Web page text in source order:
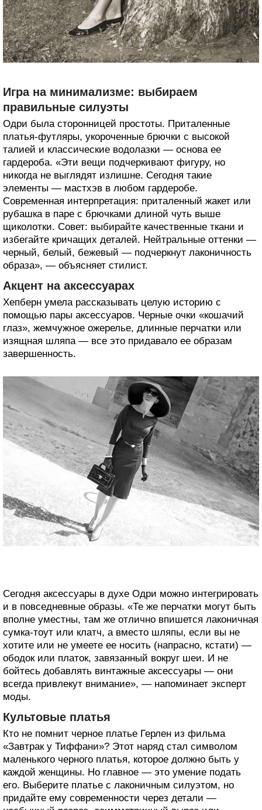
Игра на минимализме: выбираем
правильные силуэты
Одри была сторонницей простоты. Приталенные
платья-футляры, укороченные брючки с высокой
талией и классические водолазки — основа ее
гардероба. «Эти вещи подчеркивают фигуру, но
никогда не выглядят излишне. Сегодня такие
элементы — мастхэв в любом гардеробе.
Современная интерпретация: приталенный жакет или
рубашка в паре с брючками длиной чуть выше
щиколотки. Совет: выбирайте качественные ткани и
избегайте кричащих деталей. Нейтральные оттенки —
черный, белый, бежевый — подчеркнут лаконичность
образа», — объясняет стилист.
Акцент на аксессуарах
Хепберн умела рассказывать целую историю с
помощью пары аксессуаров. Черные очки «кошачий
глаз», жемчужное ожерелье, длинные перчатки или
изящная шляпа — все это придавало ее образам
завершенность.
Сегодня аксессуары в духе Одри можно интегрировать
и в повседневные образы. «Те же перчатки могут быть
вполне уместны, там же отлично впишется лаконичная
сумка-тоут или клатч, а вместо шляпы, если вы не
хотите или не умеете ее носить (напрасно, кстати) —
ободок или платок, завязанный вокруг шеи. И не
бойтесь добавлять винтажные аксессуары — они
всегда привлекут внимание», — напоминает эксперт
моды.
Культовые платья
Кто не помнит черное платье Герлен из фильма
«Завтрак у Тиффани»? Этот наряд стал символом
маленького черного платья, которое должно быть у
каждой женщины. Но главное — это умение подать
его. Выберите платье с лаконичным силуэтом, но
придайте ему современности через детали —